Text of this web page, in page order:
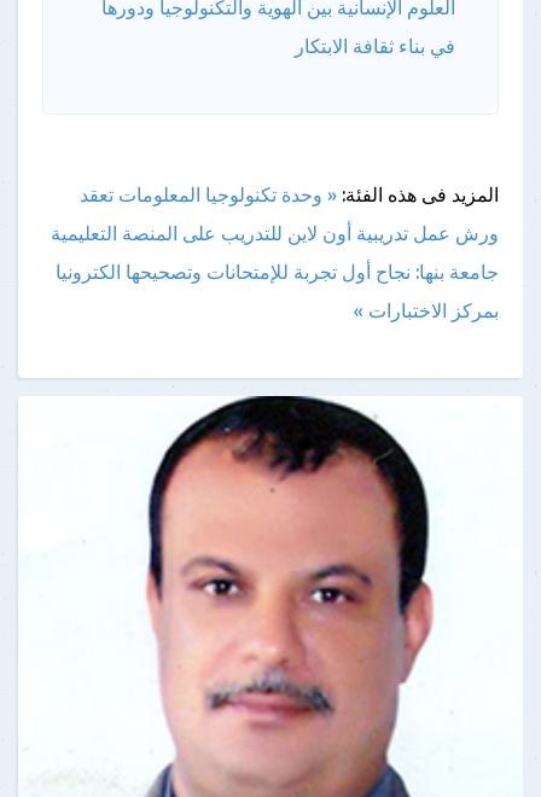
العلوم الإنسانية بين الهوية والتكنولوجيا ودورها
في بناء ثقافة الابتكار
المزيد فى هذه الفئة: « وحدة تكنولوجيا المعلومات تعقد
ورش عمل تدريبية أون لاين للتدريب على المنصة التعليمية
جامعة بنها: نجاح أول تجربة للإمتحانات وتصحيحها الكترونيا
بمركز الاختبارات »